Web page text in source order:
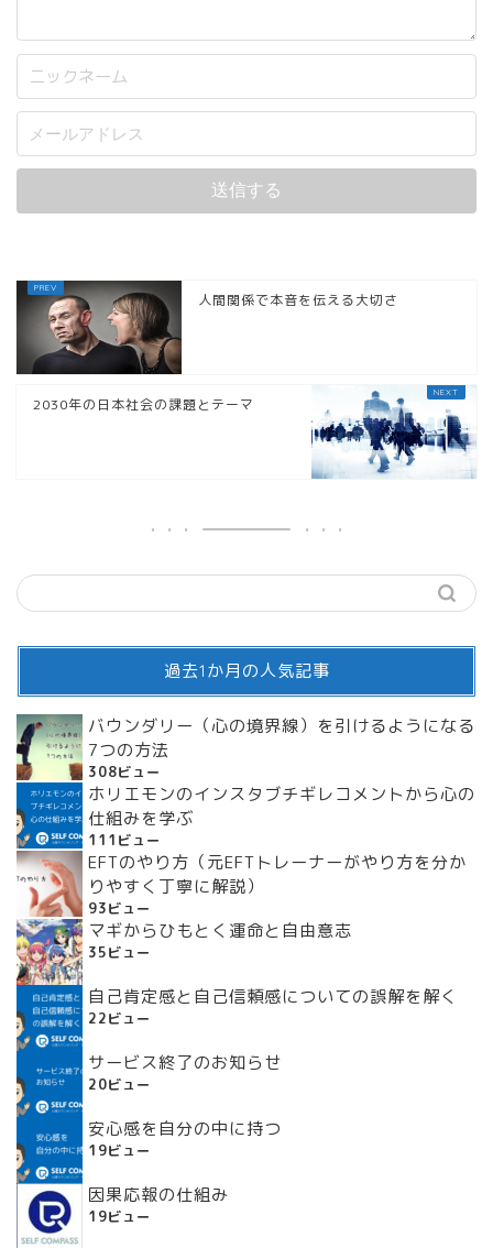
人間関係で本音を伝える大切さ
2030年の日本社会の課題とテーマ
過去1か月の人気記事
バウンダリー（心の境界線）を引けるようになる
7つの方法
308ビュー
ホリエモンのインスタブチギレコメントから心の
仕組みを学ぶ
111ビュー
EFTのやり方（元EFTトレーナーがやり方を分か
りやすく丁寧に解説）
93ビュー
マギからひもとく運命と自由意志
35ビュー
自己肯定感と自己信頼感についての誤解を解く
22ビュー
サービス終了のお知らせ
20ビュー
安心感を自分の中に持つ
19ビュー
因果応報の仕組み
19ビュー